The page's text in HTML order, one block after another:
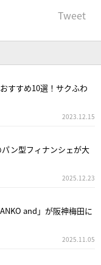
Tweet
すすめ10選！サクふわ
2023.12.15
ン型フィナンシェが大
2025.12.23
and」が阪神梅田に
2025.11.05